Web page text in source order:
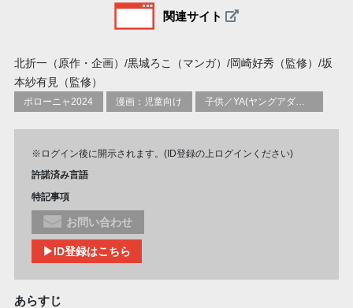
関連サイト
北折一（原作・企画）/黒城ろこ（マンガ）/岡崎好秀（監修）/坂
本紗有見（監修）
ボローニャ2024 漫画：児童向け
※ログイン後に開示されます。(ID登録の上ログインください)
許諾済み言語
特記事項
お問い合わせ
▶ID登録はこちら
あらすじ